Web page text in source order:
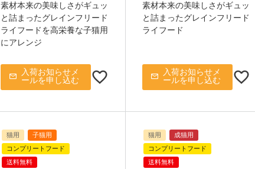
素材本来の美味しさがギュッ
と詰まったグレインフリード
ライフードを高栄養な子猫用
にアレンジ
入荷お知らせメ
ールを申し込む
素材本来の美味しさがギュッ
と詰まったグレインフリード
ライフード
入荷お知らせメ
ールを申し込む
猫用
子猫用
コンプリートフード
送料無料
猫用
成猫用
コンプリートフード
送料無料